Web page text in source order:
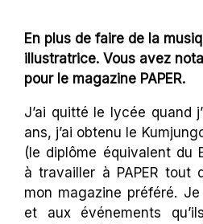
En plus de faire de la
illustratrice. Vous avez
pour le magazine PAPER.
J’ai quitté le lycée quand
ans, j’ai obtenu le
(le diplôme équivalent du
à travailler à PAPER tout
mon magazine préféré.
et aux événements